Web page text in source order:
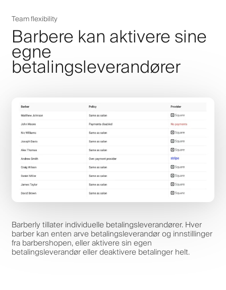
Team flexibility
Barbere kan aktivere sine
egne
betalingsleverandører
Barberly tillater individuelle betalingsleverandører. Hver
barber kan enten arve betalingsleverandør og innstillinger
fra barbershopen, eller aktivere sin egen
betalingsleverandør eller deaktivere betalinger helt.